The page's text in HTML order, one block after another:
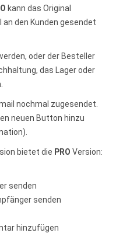
kann das Original
den Kunden gesendet
oder der Besteller
das Lager oder
nochmal zugesendet.
neuen Button hinzu
bietet die PRO Version:
senden
senden
hinzufügen